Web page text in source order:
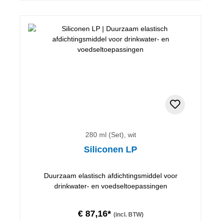
280 ml (Set), wit
Siliconen LP
Duurzaam elastisch afdichtingsmiddel voor
drinkwater- en voedseltoepassingen
€ 87,16* (incl. BTW)